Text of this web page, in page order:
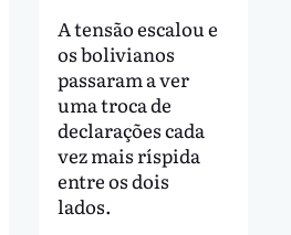
A tensão escalou e
os bolivianos
passaram a ver
uma troca de
declarações cada
vez mais ríspida
entre os dois
lados.